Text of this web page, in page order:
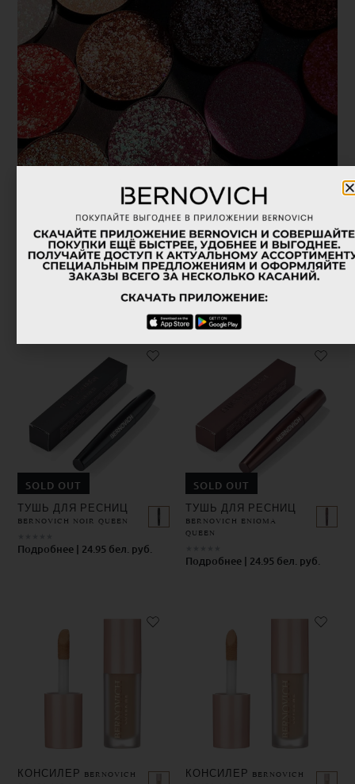
Похожие товары
SOLD OUT
ТУШЬ ДЛЯ РЕСНИЦ
BERNOVICH NOIR QUEEN
Подробнее | 24.95 бел. руб.
SOLD OUT
ТУШЬ ДЛЯ РЕСНИЦ
BERNOVICH ENIGMA
QUEEN
Подробнее | 24.95 бел. руб.
КОНСИЛЕР BERNOVICH КОНСИЛЕР BERNOVICH